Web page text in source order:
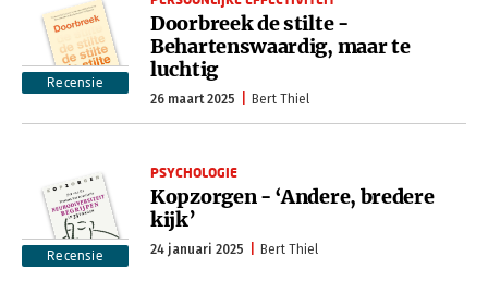
Recensie
Doorbreek de stilte -
Behartenswaardig, maar te
luchtig
26 maart 2025 Bert Thiel
Recensie
PSYCHOLOGIE
Kopzorgen - ‘Andere, bredere
kijk’
24 januari 2025 Bert Thiel